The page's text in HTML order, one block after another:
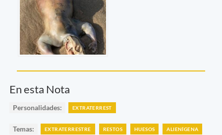
En esta Nota
Personalidades: EXTRATERREST
Temas: EXTRATERRESTRE RESTOS HUESOS ALIENÍGENA